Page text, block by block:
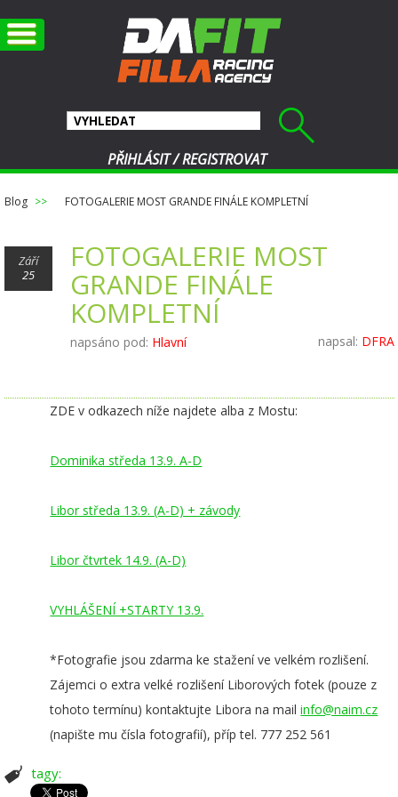
PŘIHLÁSIT/ REGISTROVAT
Blog FOTOGALERIE MOST GRANDE FINÁLE KOMPLETNÍ
Září
25
FOTOGALERIE MOST
GRANDE FINÁLE
KOMPLETNÍ
napsáno pod: Hlavní napsal: DFRA
ZDE v odkazech níže najdete alba z Mostu:
Dominika středa 13.9. A-D
Libor středa 13.9. (A-D) + závody
Libor čtvrtek 14.9. (A-D)
VYHLÁŠENÍ +STARTY 13.9.
*Fotografie jsou zdarma ke stažení ve velkém rozlišení.
Zájemci o extra velké rozlišení Liborových fotek (pouze z
tohoto termínu) kontaktujte Libora na mailinfo@naim.cz
(napište mu čísla fotografií), příp tel. 777 252 561
tagy: